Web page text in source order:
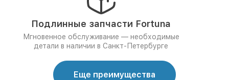
Подлинные запчасти Fortuna
Мгновенное обслуживание — необходимые
детали в наличии в Санкт-Петербурге
Еще преимущества